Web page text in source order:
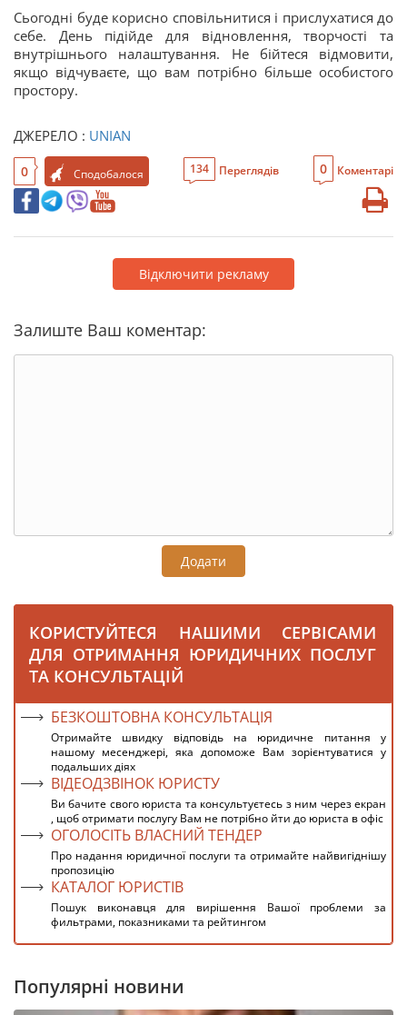
Сьогодні буде корисно сповільнитися і прислухатися до
себе. День підійде для відновлення, творчості та
внутрішнього налаштування. Не бійтеся відмовити,
якщо відчуваєте, що вам потрібно більше особистого
простору.
ДЖЕРЕЛО : UNIAN
0 Сподобалося 134 Переглядів 0 Коментарі
Відключити рекламу
Залиште Ваш коментар:
Додати
КОРИСТУЙТЕСЯ НАШИМИ СЕРВІСАМИ
ДЛЯ ОТРИМАННЯ ЮРИДИЧНИХ ПОСЛУГ
ТА КОНСУЛЬТАЦІЙ
БЕЗКОШТОВНА КОНСУЛЬТАЦІЯ
Отримайте швидку відповідь на юридичне питання у
нашому месенджері, яка допоможе Вам зорієнтуватися у
подальших діях
ВІДЕОДЗВІНОК ЮРИСТУ
Ви бачите свого юриста та консультуєтесь з ним через екран
, щоб отримати послугу Вам не потрібно йти до юриста в офіс
ОГОЛОСІТЬ ВЛАСНИЙ ТЕНДЕР
Про надання юридичної послуги та отримайте найвигіднішу
пропозицію
КАТАЛОГ ЮРИСТІВ
Пошук виконавця для вирішення Вашої проблеми за
фильтрами, показниками та рейтингом
Популярні новини